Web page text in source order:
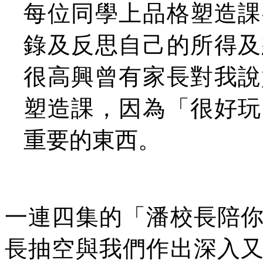
每位同學上品格塑造
錄及反思自己的所得
很高興曾有家長對我
塑造課，因為「很好
重要的東西。
一連四集的「潘校長陪
長抽空與我們作出深入